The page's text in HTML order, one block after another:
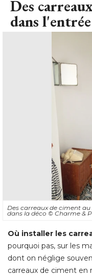
Des
dans l'entrée
Des carreaux de ciment
dans la déco © Charme &
Où installer les
pourquoi pas, sur les
dont on néglige
carreaux de ciment en